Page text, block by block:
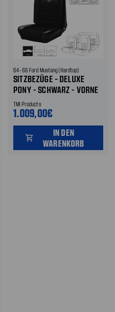
64-66 Ford Mustang (Hardtop)
SITZBEZÜGE - DELUXE
PONY - SCHWARZ - VORNE
UND HINTEN
TMI Products
1.009,00€
shopping_cart
IN DEN
WARENKORB